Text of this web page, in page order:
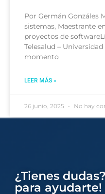
Por Germán Gonzáles
sistemas, Maestrante
proyectos de
Telesalud –
momento
LEER MÁS »
26 junio, 2025 No hay
¿Tienes
para ayudarte!